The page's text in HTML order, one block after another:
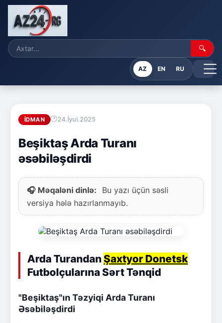
🔍
AZ EN RU
İDMAN 24.İyul.2025
Beşiktaş Arda Turanı
əsəbiləşdirdi
🎧 Məqaləni dinlə:
Bu yazı üçün səsli
versiya hələ hazırlanmayıb.
Arda Turandan Şaxtyor Donetsk
Futbolçularına Sərt Tənqid
"Beşiktaş"ın Təzyiqi Arda Turanı
Əsəbiləşdirdi